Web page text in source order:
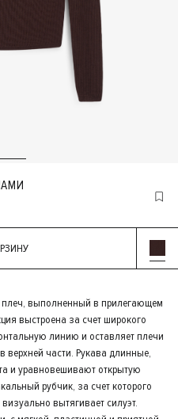
В КОРЗИНУ
плеч, выполненный в прилегающем
выстроена за счет широкого
линию и оставляет плечи
верхней части. Рукава длинные,
и уравновешивают открытую
рубчик, за счет которого
вытягивает силуэт.